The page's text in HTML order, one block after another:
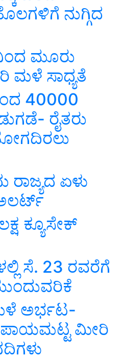
ನುಗ್ಗಿದ
ಮೂರು
ಮಳೆ ಸಾಧ್ಯತೆ
40000
ರೈತರು
ರಾಜ್ಯದ ಏಳು
ಕ್ಯೂಸೇಕ್
ಸೆ. 23 ರವರೆಗೆ
ಅರ್ಭಟ-
ಮೀರಿ